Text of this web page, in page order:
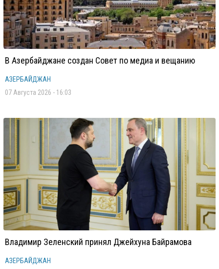
В Азербайджане создан Совет по медиа и вещанию
АЗЕРБАЙДЖАН
07 Августа 2026 - 16:03
Владимир Зеленский принял Джейхуна Байрамова
АЗЕРБАЙДЖАН